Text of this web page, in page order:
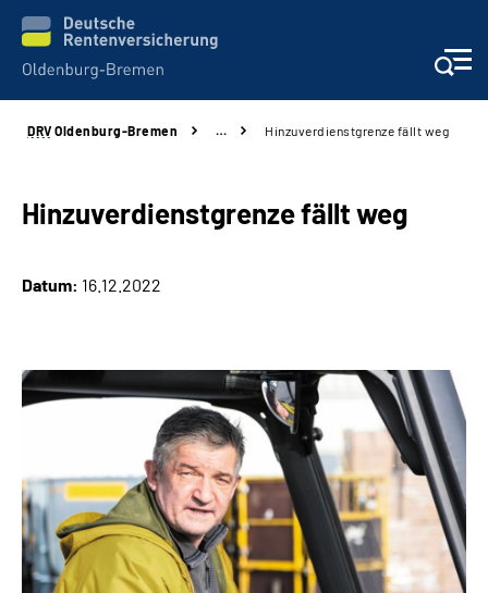
Services
Beratung und Kontakt
Presse
Inhalte in Gebärdensprache (DGS)
Leichte Sprache
DRV Oldenburg-Bremen … Hinzuverdienstgrenze fällt weg
Hinzuverdienstgrenze fällt weg
Datum: 16.12.2022